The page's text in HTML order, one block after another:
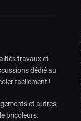
travaux et
dédié au
facilement !
et autres
bricoleurs.